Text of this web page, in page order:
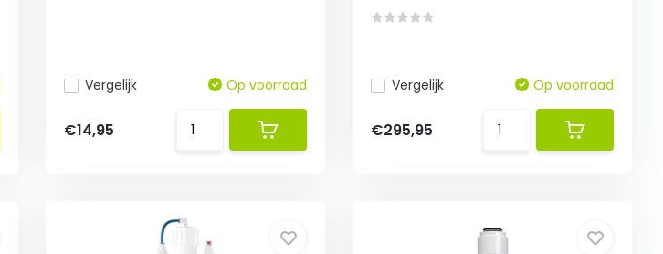
Vergelijk Op voorraad
€14,95
Vergelijk Op voorraad
€295,95